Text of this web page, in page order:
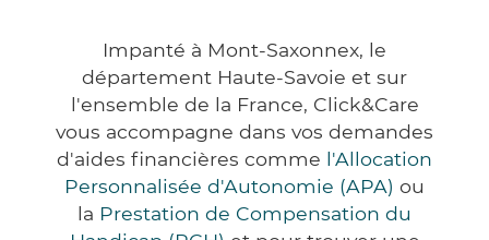
Impanté à Mont-Saxonnex, le
département Haute-Savoie et sur
l'ensemble de la France, Click&Care
vous accompagne dans vos demandes
d'aides financières comme l'Allocation
Personnalisée d'Autonomie (APA) ou
la Prestation de Compensation du